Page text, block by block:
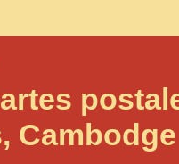
Cambodge